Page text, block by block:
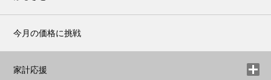
今月の価格に挑戦
家計応援